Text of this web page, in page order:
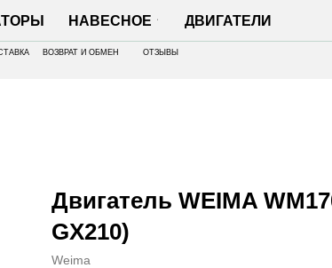
+380 (67) 782-
НАВЕСНОЕ ДВИГАТЕЛИ
Двигатель WEIMA
GX210)
Weima